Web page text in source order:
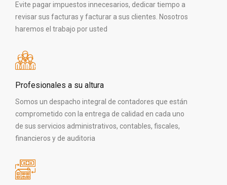
Evite pagar impuestos innecesarios, dedicar tiempo a
revisar sus facturas y facturar a sus clientes. Nosotros
haremos el trabajo por usted
Profesionales a su altura
Somos un despacho integral de contadores que están
comprometido con la entrega de calidad en cada uno
de sus servicios administrativos, contables, fiscales,
financieros y de auditoria